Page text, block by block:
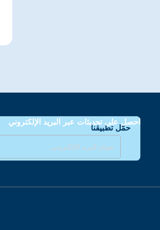
حمّل تطبيقنا
احصل على تحديثات عبر البريد الإلكتروني